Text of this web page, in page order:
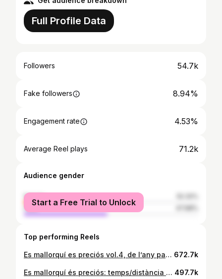
Full Profile Data
Followers 54.7k
Fake followers 8.94%
Engagement rate 4.53%
Average Reel plays 71.2k
Audience gender
female
male
Start a Free Trial to Unlock
Top performing Reels
Es mallorquí es preciós vol.4, de l’any passat. Si agrada enguany en faré de nous! Si poses m’agrada sé que agrada, sinó entenc que no, baaaàsicament. Un beso❤️ @parisioproductions 672.7k
Es mallorquí és preciós: temps/distància 🫠 Avui fa un any que vaig penjar aquest vídeo a Tiktok, crec que no el vaig ni penjar a Instagram, el penj ara pq si, pq d’aquí uns dies me tornaré a posar a fer doblatges i pq m’agrada. 🥰 Un beso a tothom❤️ @parisioproductions 497.7k